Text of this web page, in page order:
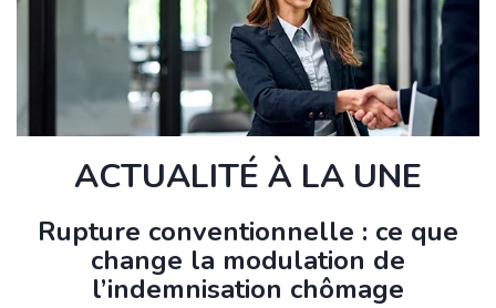
ACTUALITÉ À LA UNE
Rupture conventionnelle : ce que
change la modulation de
l’indemnisation chômage